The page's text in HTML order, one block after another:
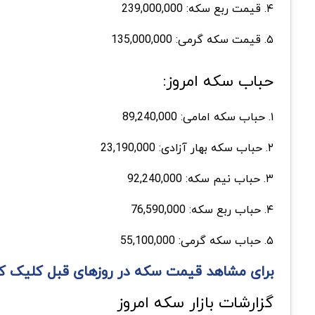
۴. قیمت ربع سکه: 239,000,000
۵. قیمت سکه گرمی: 135,000,000
حباب سکه امروز:
۱. حباب سکه امامی: 89,240,000
۲. حباب سکه بهار آزادی: 23,190,000
۳. حباب نیم سکه: 92,240,000
۴. حباب ربع سکه: 76,590,000
۵. حباب سکه گرمی: 55,100,000
برای مشاهد قیمت سکه در روزهای قبل کلیک
گزارشات بازار سکه امروز